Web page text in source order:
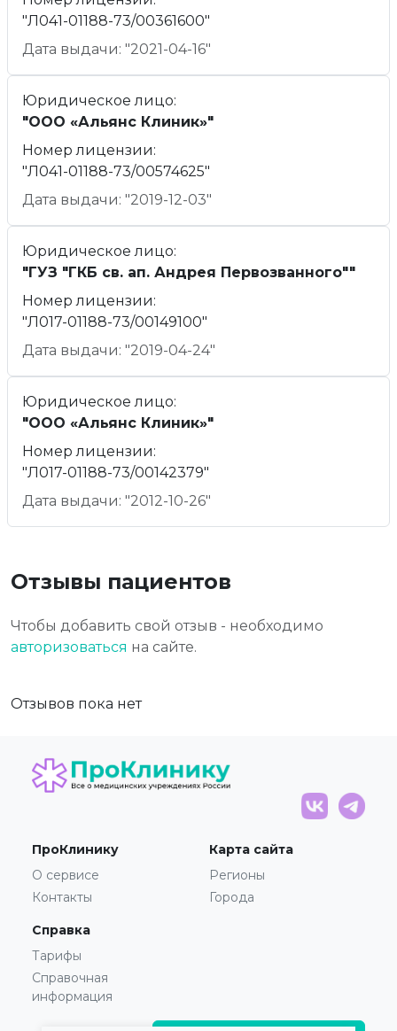
"Л041-01188-73/00361600"
Дата выдачи: "2021-04-16"
Юридическое лицо:
"ООО «Альянс Клиник»"
Номер лицензии:
"Л041-01188-73/00574625"
Дата выдачи: "2019-12-03"
Юридическое лицо:
"ГУЗ "ГКБ св. ап. Андрея Первозванного""
Номер лицензии:
"Л017-01188-73/00149100"
Дата выдачи: "2019-04-24"
Юридическое лицо:
"ООО «Альянс Клиник»"
Номер лицензии:
"Л017-01188-73/00142379"
Дата выдачи: "2012-10-26"
Отзывы пациентов
Чтобы добавить свой отзыв - необходимо
авторизоваться на сайте.
Отзывов пока нет
ПроКлинику
О сервисе
Контакты
Карта сайта
Регионы
Города
Справка
Тарифы
Справочная
информация